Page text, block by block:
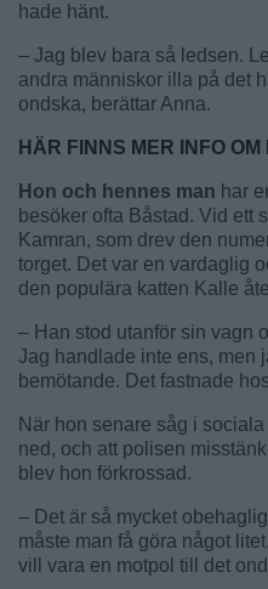
hade hänt.
– Jag blev bara så ledsen.
andra människor illa på det
ondska, berättar Anna.
HÄR FINNS MER INFO OM
Hon och hennes man har
besöker ofta Båstad. Vid ett
Kamran, som drev den
torget. Det var en vardaglig
den populära katten Kalle
– Han stod utanför sin vagn
Jag handlade inte ens, men
bemötande. Det fastnade
När hon senare såg i
ned, och att polisen
blev hon förkrossad.
– Det är så mycket
måste man få göra något
vill vara en motpol till det